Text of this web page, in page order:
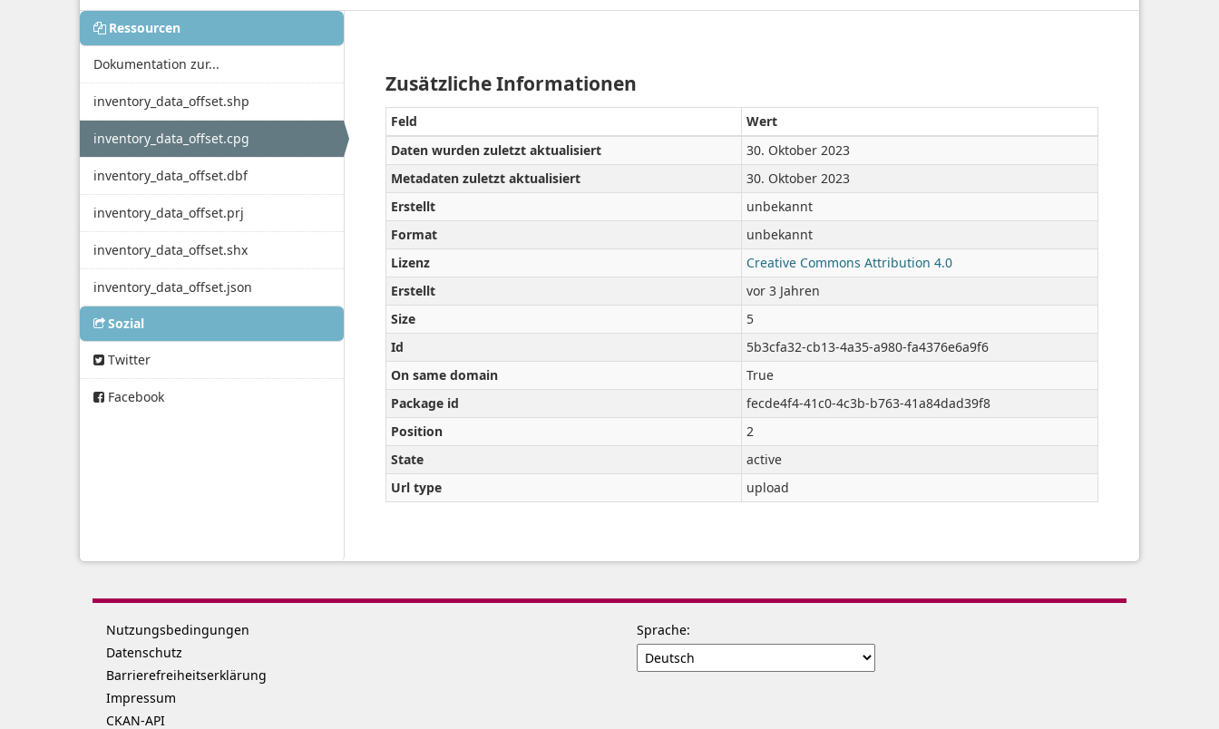
Ressourcen
Dokumentation zur...
inventory_data_offset.shp
inventory_data_offset.cpg
inventory_data_offset.dbf
inventory_data_offset.prj
inventory_data_offset.shx
inventory_data_offset.json
Sozial
Twitter
Facebook
Zusätzliche Informationen
Feld
Wert
Daten wurden zuletzt aktualisiert
30. Oktober 2023
Metadaten zuletzt aktualisiert
30. Oktober 2023
Erstellt
unbekannt
Format
unbekannt
Lizenz
Creative Commons Attribution 4.0
Erstellt
vor 3 Jahren
Size
5
Id
5b3cfa32-cb13-4a35-a980-fa4376e6a9f6
On same domain
True
Package id
fecde4f4-41c0-4c3b-b763-41a84dad39f8
Position
2
State
active
Url type
upload
Nutzungsbedingungen
Datenschutz
Barrierefreiheitserklärung
Impressum
CKAN-API
Sprache